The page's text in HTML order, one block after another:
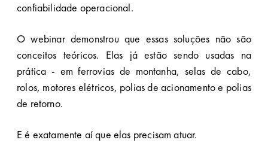
confiabilidade operacional.
O webinar demonstrou que essas soluções não são
conceitos teóricos. Elas já estão sendo usadas na
prática - em ferrovias de montanha, selas de cabo,
rolos, motores elétricos, polias de acionamento e polias
de retorno.
E é exatamente aí que elas precisam atuar.